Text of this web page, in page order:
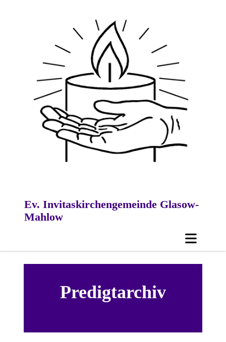
Ev. Invitaskirchengemeinde Glasow-
Mahlow
Predigtarchiv